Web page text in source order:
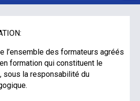
l’ensemble des formateurs agréés
formation qui constituent le
sous la responsabilité du